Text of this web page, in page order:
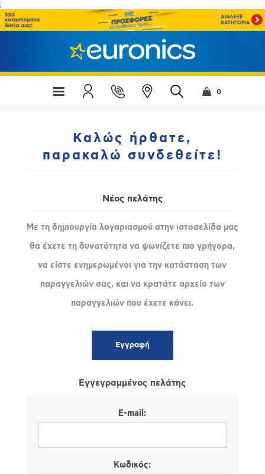
;
0
Καλώς ήρθατε,
παρακαλώ συνδεθείτε!
Νέος πελάτης
Με τη δημιουργία λογαριασμού στην ιστοσελίδα μας
θα έχετε τη δυνατότητα να ψωνίζετε πιο γρήγορα,
να είστε ενημερωμένοι για την κατάσταση των
παραγγελιών σας, και να κρατάτε αρχείο των
παραγγελιών που έχετε κάνει.
Εγγεγραμμένος πελάτης
E-mail:
Κωδικός: